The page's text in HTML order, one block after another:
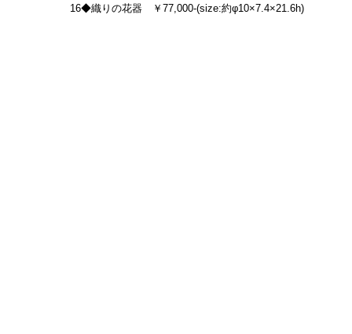
16◆織りの花器　￥77,000-(size:約φ10×7.4×21.6h)